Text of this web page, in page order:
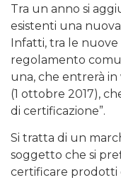
Tra un anno si
esistenti una
Infatti, tra le
regolamento
una, che entrerà
(1 ottobre 2017),
di certificazione”.
Si tratta di un
soggetto che si
certificare prodotti